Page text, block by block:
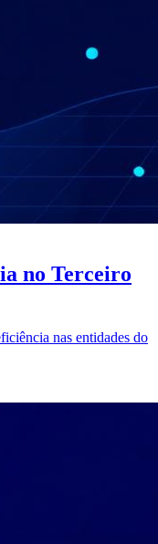
no Terceiro
nas entidades do